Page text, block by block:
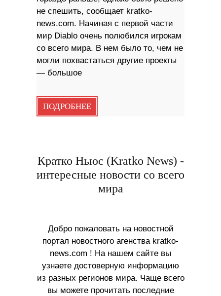
не спешить, сообщает kratko-
news.com. Начиная с первой части
мир Diablo очень полюбился игрокам
со всего мира. В нем было то, чем не
могли похвастаться другие проекты
— большое
ПОДРОБНЕЕ
Кратко Ньюс (Kratko News) -
интересные новости со всего
мира
Добро пожаловать на новостной
портал новостного агенства kratko-
news.com ! На нашем сайте вы
узнаете достоверную информацию
из разных регионов мира. Чаще всего
вы можете прочитать последние